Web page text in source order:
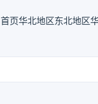
首页华北地区东北地区